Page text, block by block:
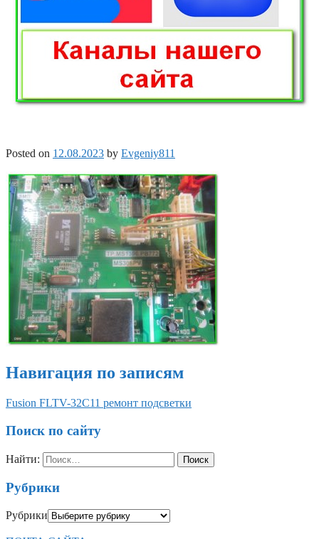
Posted on 12.08.2023 by Evgeniy811
Навигация по записям
Fusion FLTV-32C11 ремонт подсветки
Поиск по сайту
Найти:
Рубрики
Рубрики